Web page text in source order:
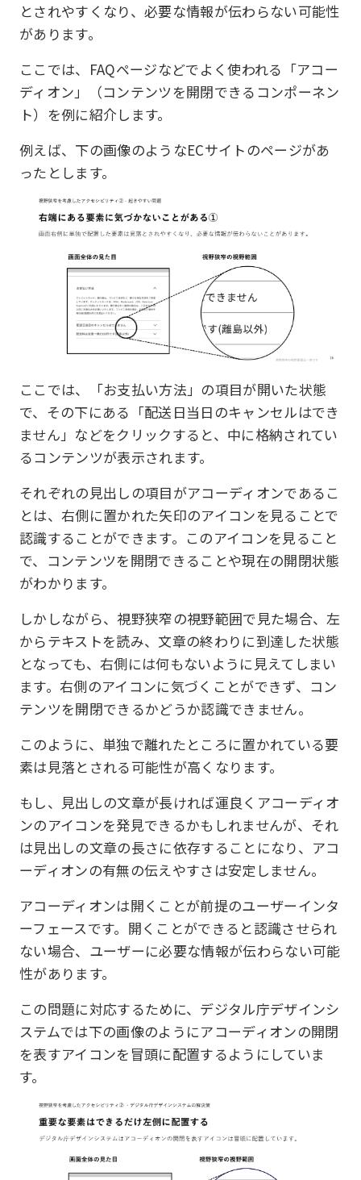
とされやすくなり、必要な情報が伝わらない可能性
があります。
ここでは、FAQページなどでよく使われる「アコー
ディオン」（コンテンツを開閉できるコンポーネン
ト）を例に紹介します。
例えば、下の画像のようなECサイトのページがあ
ったとします。
ここでは、「お支払い方法」の項目が開いた状態
で、その下にある「配送日当日のキャンセルはでき
ません」などをクリックすると、中に格納されてい
るコンテンツが表示されます。
それぞれの見出しの項目がアコーディオンであるこ
とは、右側に置かれた矢印のアイコンを見ることで
認識することができます。このアイコンを見ること
で、コンテンツを開閉できることや現在の開閉状態
がわかります。
しかしながら、視野狭窄の視野範囲で見た場合、左
からテキストを読み、文章の終わりに到達した状態
となっても、右側には何もないように見えてしまい
ます。右側のアイコンに気づくことができず、コン
テンツを開閉できるかどうか認識できません。
このように、単独で離れたところに置かれている要
素は見落とされる可能性が高くなります。
もし、見出しの文章が長ければ運良くアコーディオ
ンのアイコンを発見できるかもしれませんが、それ
は見出しの文章の長さに依存することになり、アコ
ーディオンの有無の伝えやすさは安定しません。
アコーディオンは開くことが前提のユーザーインタ
ーフェースです。開くことができると認識させられ
ない場合、ユーザーに必要な情報が伝わらない可能
性があります。
この問題に対応するために、デジタル庁デザインシ
ステムでは下の画像のようにアコーディオンの開閉
を表すアイコンを冒頭に配置するようにしていま
す。